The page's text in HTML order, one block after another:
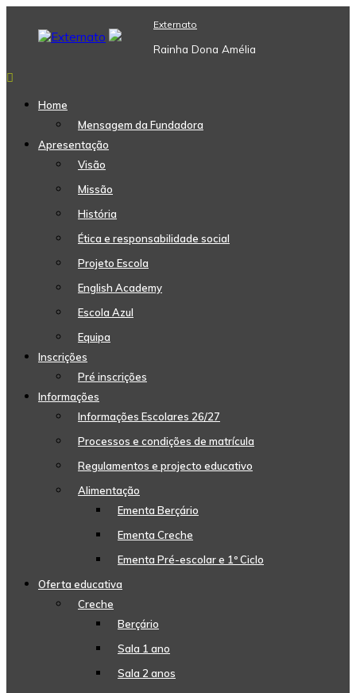
content
Externato
Rainha Dona Amélia
Home
Mensagem da Fundadora
Apresentação
Visão
Missão
História
Ética e responsabilidade social
Projeto Escola
English Academy
Escola Azul
Equipa
Inscrições
Pré inscrições
Informações
Informações Escolares 26/27
Processos e condições de matrícula
Regulamentos e projecto educativo
Alimentação
Ementa Berçário
Ementa Creche
Ementa Pré-escolar e 1º Ciclo
Oferta educativa
Creche
Berçário
Sala 1 ano
Sala 2 anos